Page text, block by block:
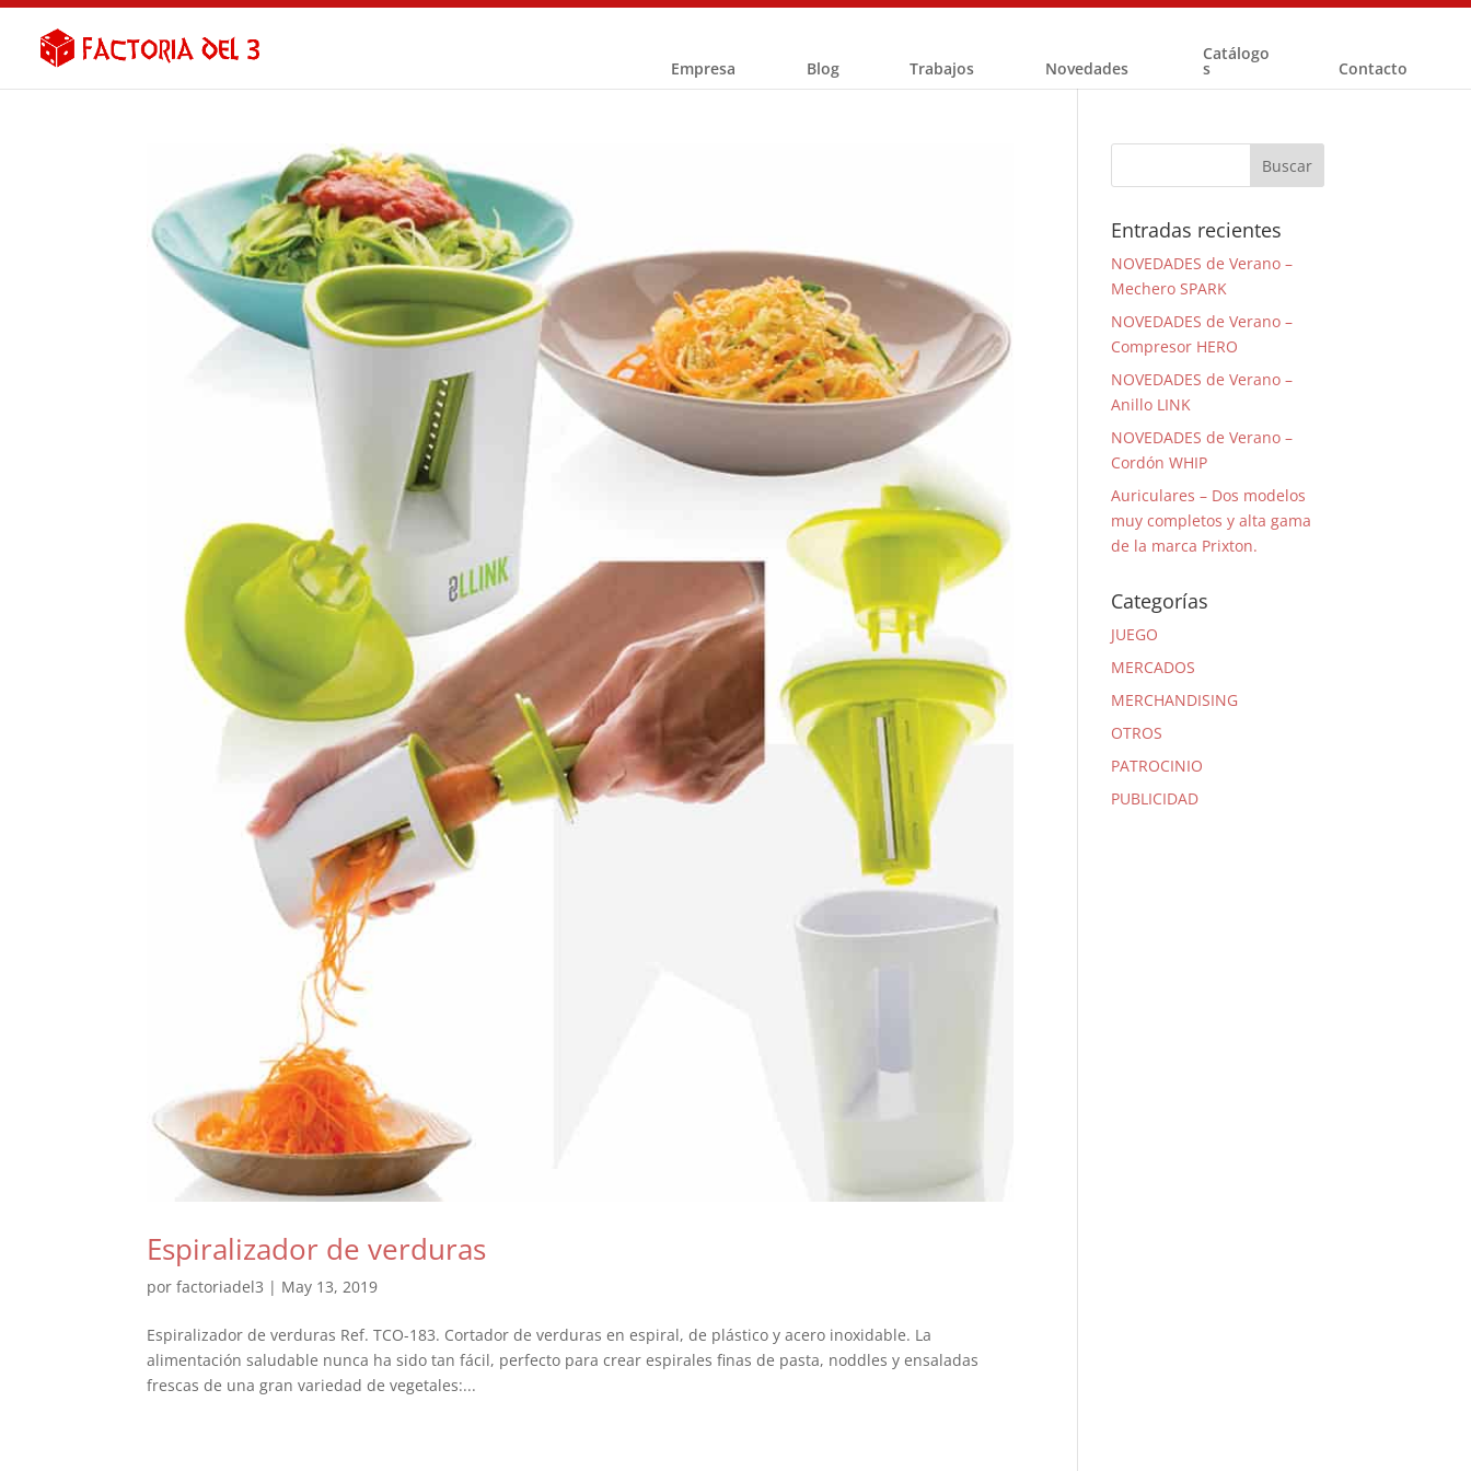
Empresa Blog Trabajos Novedades
Catálogo
s Contacto
Espiralizador de verduras
porfactoriadel3 | May 13, 2019
Espiralizador de verduras Ref. TCO-183. Cortador de verduras en espiral, de plástico y acero inoxidable. La
alimentación saludable nunca ha sido tan fácil, perfecto para crear espirales finas de pasta, noddles y ensaladas
frescas de una gran variedad de vegetales:...
Entradas recientes
NOVEDADES de Verano –
Mechero SPARK
NOVEDADES de Verano –
Compresor HERO
NOVEDADES de Verano –
Anillo LINK
NOVEDADES de Verano –
Cordón WHIP
Auriculares – Dos modelos
muy completos y alta gama
de la marca Prixton.
Categorías
JUEGO
MERCADOS
MERCHANDISING
OTROS
PATROCINIO
PUBLICIDAD